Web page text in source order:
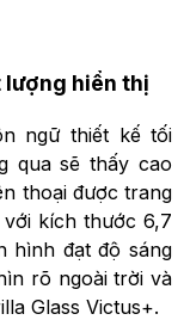
hiển thị
ngữ thiết kế tối
qua sẽ thấy cao
thoại được trang
với kích thước 6,7
hình đạt độ sáng
rõ ngoài trời và
Glass Victus+.